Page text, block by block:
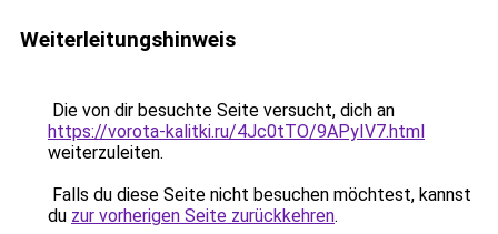
Weiterleitungshinweis
Die von dir besuchte Seite versucht, dich an
https://vorota-kalitki.ru/4Jc0tTO/9APyIV7.html
weiterzuleiten.
Falls du diese Seite nicht besuchen möchtest, kannst
du zur vorherigen Seite zurückkehren.